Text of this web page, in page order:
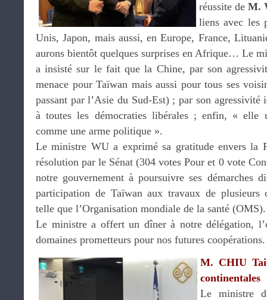
réussite deM.
liens avec les
Unis, Japon, mais aussi, en Europe, France,
aurons bientôt quelques surprises en Afrique… Le
a insisté sur le fait que la Chine, par son
menace pour Taïwan mais aussi pour tous ses
passant par l’Asie du Sud-Est) ; par son
à toutes les démocraties libérales ; enfin, « elle
comme une arme politique ».
Le ministre WU a exprimé sa gratitude envers la
résolution par le Sénat (304 votes Pour et 0 vote
notre gouvernement à poursuivre ses démarches
participation de Taïwan aux travaux de plusieurs
telle que l’Organisation mondiale de la santé (OMS).
Le ministre a offert un dîner à notre délégation,
domaines prometteurs pour nos futures
M. CHIU
continentales
Le ministre